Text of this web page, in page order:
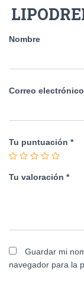
Nombre
Correo electrónico
Tu puntuación *
Tu valoración *
Guardar mi
navegador para la